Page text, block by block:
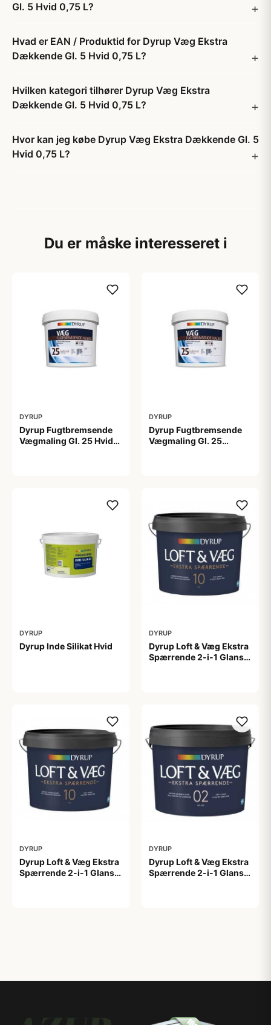
Gl. 5 Hvid 0,75 L?
Hvad er EAN / Produktid for Dyrup Væg Ekstra
Dækkende Gl. 5 Hvid 0,75 L?
Hvilken kategori tilhører Dyrup Væg Ekstra
Dækkende Gl. 5 Hvid 0,75 L?
Hvor kan jeg købe Dyrup Væg Ekstra Dækkende Gl. 5
Hvid 0,75 L?
Du er måske interesseret i
DYRUP
Dyrup Fugtbremsende
Vægmaling Gl. 25 Hvid
DYRUP
Dyrup Fugtbremsende
Vægmaling Gl. 25
DYRUP
Dyrup Inde Silikat Hvid
DYRUP
Dyrup Loft & Væg Ekstra
Spærrende 2-i-1 Glans
DYRUP
Dyrup Loft & Væg Ekstra
Spærrende 2-i-1 Glans
DYRUP
Dyrup Loft & Væg Ekstra
Spærrende 2-i-1 Glans 2